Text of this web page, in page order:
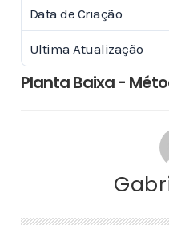
Data de Criação
Ultima Atualização
Planta Baixa -